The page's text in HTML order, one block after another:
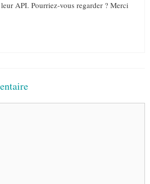
API. Pourriez-vous regarder ? Merci